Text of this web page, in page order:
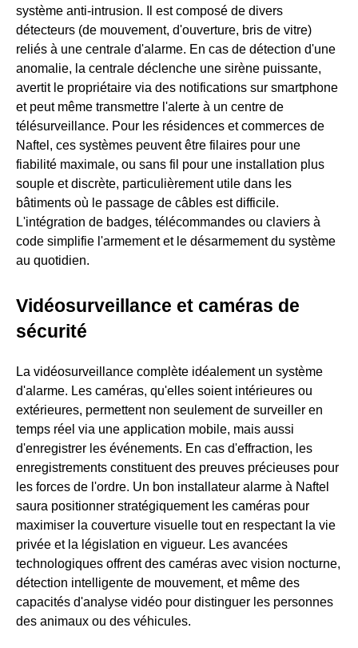
système anti-intrusion. Il est composé de divers
détecteurs (de mouvement, d'ouverture, bris de vitre)
reliés à une centrale d'alarme. En cas de détection d'une
anomalie, la centrale déclenche une sirène puissante,
avertit le propriétaire via des notifications sur smartphone
et peut même transmettre l'alerte à un centre de
télésurveillance. Pour les résidences et commerces de
Naftel, ces systèmes peuvent être filaires pour une
fiabilité maximale, ou sans fil pour une installation plus
souple et discrète, particulièrement utile dans les
bâtiments où le passage de câbles est difficile.
L'intégration de badges, télécommandes ou claviers à
code simplifie l'armement et le désarmement du système
au quotidien.
Vidéosurveillance et caméras de
sécurité
La vidéosurveillance complète idéalement un système
d'alarme. Les caméras, qu'elles soient intérieures ou
extérieures, permettent non seulement de surveiller en
temps réel via une application mobile, mais aussi
d'enregistrer les événements. En cas d'effraction, les
enregistrements constituent des preuves précieuses pour
les forces de l'ordre. Un bon installateur alarme à Naftel
saura positionner stratégiquement les caméras pour
maximiser la couverture visuelle tout en respectant la vie
privée et la législation en vigueur. Les avancées
technologiques offrent des caméras avec vision nocturne,
détection intelligente de mouvement, et même des
capacités d'analyse vidéo pour distinguer les personnes
des animaux ou des véhicules.